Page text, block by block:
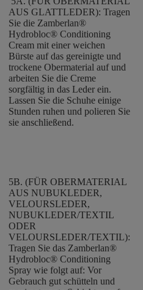
AUS GLATTLEDER): Tragen
Sie die Zamberlan®
Hydrobloc® Conditioning
Cream mit einer weichen
Bürste auf das gereinigte und
trockene Obermaterial auf und
arbeiten Sie die Creme
sorgfältig in das Leder ein.
Lassen Sie die Schuhe einige
Stunden ruhen und polieren Sie
sie anschließend.
5B. (FÜR OBERMATERIAL
AUS NUBUKLEDER,
VELOURSLEDER,
NUBUKLEDER/TEXTIL
ODER
VELOURSLEDER/TEXTIL):
Tragen Sie das Zamberlan®
Hydrobloc® Conditioning
Spray wie folgt auf: Vor
Gebrauch gut schütteln und